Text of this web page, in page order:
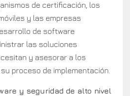
de certificación, los
y las empresas
de software
las soluciones
y asesorar a los
proceso de implementación.
y seguridad de alto nivel